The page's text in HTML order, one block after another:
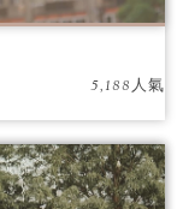
5,188人氣